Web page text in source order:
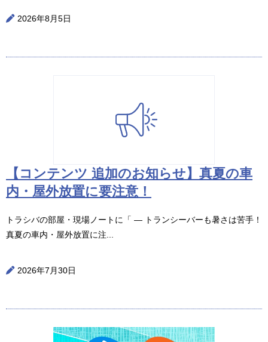
2026年8月5日
【コンテンツ 追加のお知らせ】真夏の車
内・屋外放置に要注意！
トラシバの部屋・現場ノートに「 ― トランシーバーも暑さは苦手！
真夏の車内・屋外放置に注...
2026年7月30日